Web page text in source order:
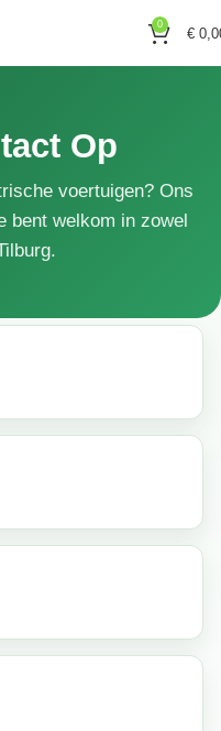
0
€
Op
voertuigen? Ons
bent welkom in zowel